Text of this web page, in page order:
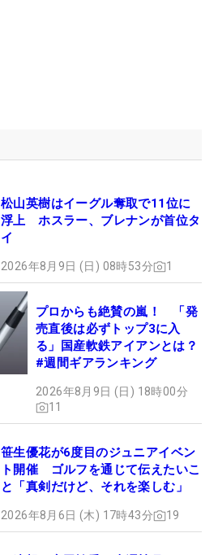
松山英樹はイーグル奪取で11位に
浮上 ホスラー、ブレナンが首位タ
イ
2026年8月9日 (日) 08時53分 1
プロからも絶賛の嵐！ 「発
売直後は必ずトップ3に入
る」国産軟鉄アイアンとは？
#週間ギアランキング
2026年8月9日 (日) 18時00分
11
笹生優花が6度目のジュニアイベン
ト開催 ゴルフを通じて伝えたいこ
と「真剣だけど、それを楽しむ」
2026年8月6日 (木) 17時43分 19